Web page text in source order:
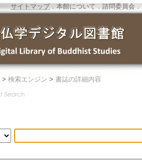
サイトマップ．本館について ． 諮問委員会 ．
> 検索エンジン > 書誌の詳細内容